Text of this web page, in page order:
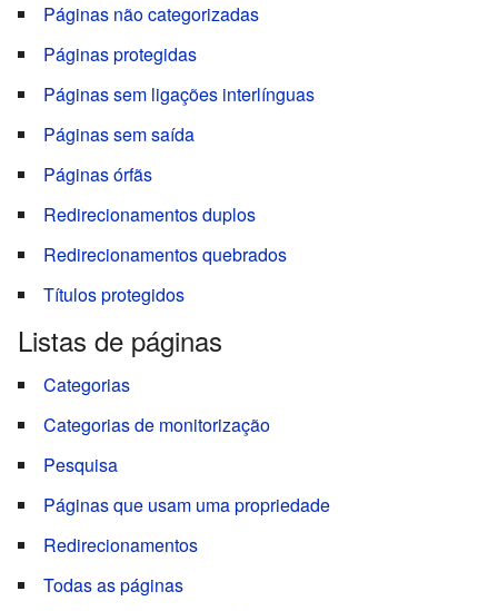
Páginas não categorizadas
Páginas protegidas
Páginas sem ligações interlínguas
Páginas sem saída
Páginas órfãs
Redirecionamentos duplos
Redirecionamentos quebrados
Títulos protegidos
Listas de páginas
Categorias
Categorias de monitorização
Pesquisa
Páginas que usam uma propriedade
Redirecionamentos
Todas as páginas